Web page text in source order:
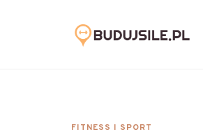
FITNESS I SPORT